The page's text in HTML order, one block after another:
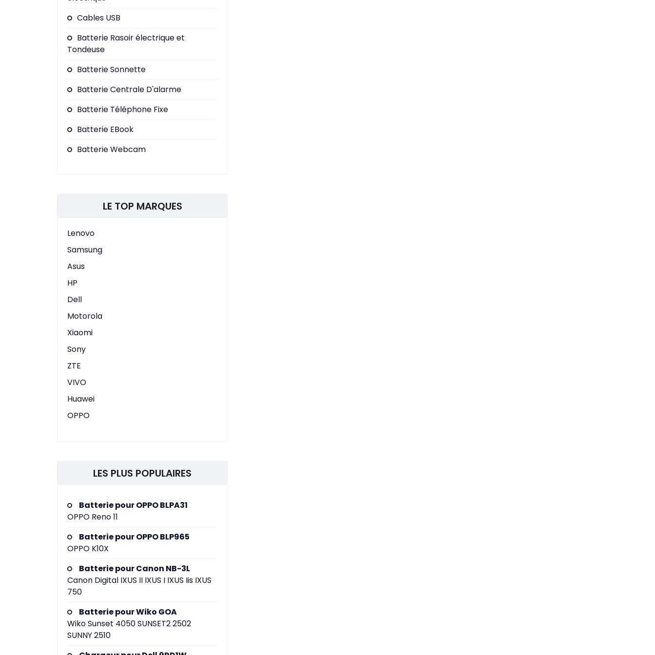
Cables USB
Batterie Rasoir électrique et
Tondeuse
Batterie Sonnette
Batterie Centrale D'alarme
Batterie Téléphone Fixe
Batterie EBook
Batterie Webcam
LE TOP MARQUES
Lenovo
Samsung
Asus
HP
Dell
Motorola
Xiaomi
Sony
ZTE
VIVO
Huawei
OPPO
LES PLUS POPULAIRES
Batterie pour OPPO BLPA31
OPPO Reno 11
Batterie pour OPPO BLP965
OPPO K10X
Batterie pour Canon NB-3L
Canon Digital IXUS II IXUS I IXUS Iis IXUS
750
Batterie pour Wiko GOA
Wiko Sunset 4050 SUNSET2 2502
SUNNY 2510